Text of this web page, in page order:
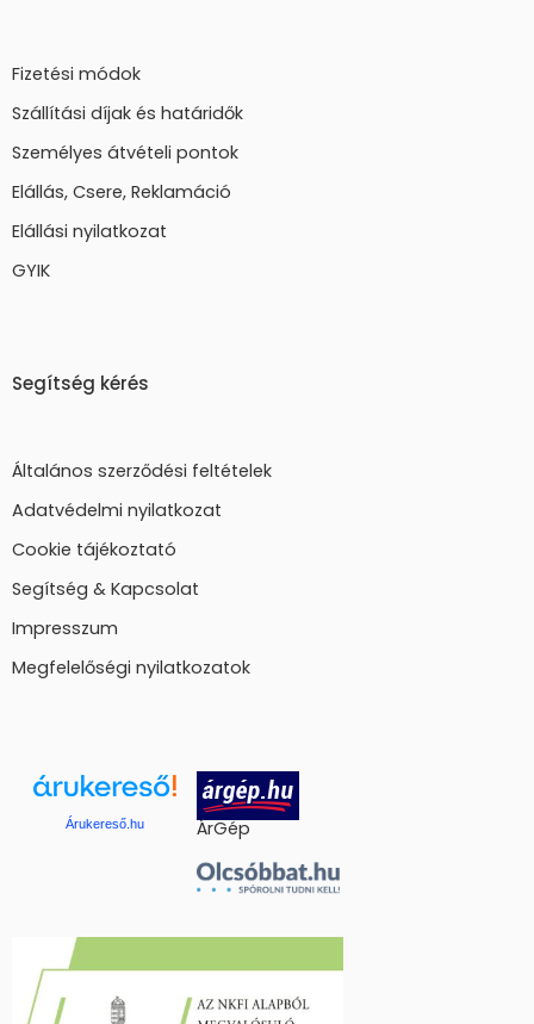
Fizetési módok
Szállítási díjak és határidők
Személyes átvételi pontok
Elállás, Csere, Reklamáció
Elállási nyilatkozat
GYIK
Segítség kérés
Általános szerződési feltételek
Adatvédelmi nyilatkozat
Cookie tájékoztató
Segítség & Kapcsolat
Impresszum
Megfelelőségi nyilatkozatok
Árukereső.hu ÁrGép